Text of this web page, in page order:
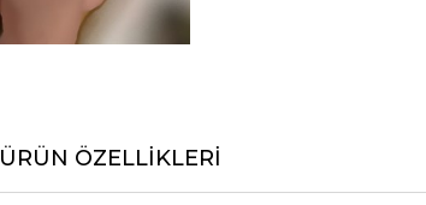
ÜRÜN ÖZELLIKLERI